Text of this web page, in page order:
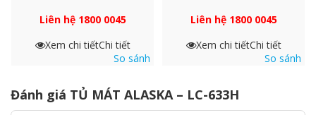
Liên hệ 1800 0045
Xem chi tiếtChi tiết
So sánh
Liên hệ 1800 0045
Xem chi tiếtChi tiết
So sánh
Đánh giá TỦ MÁT ALASKA – LC-633H